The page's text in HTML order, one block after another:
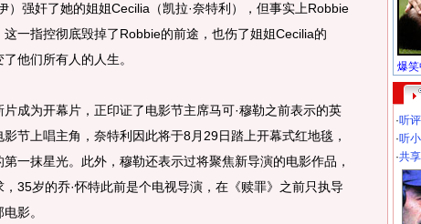
）强奸了她的姐姐Cecilia（凯拉·奈特利），但事实上Robbie
一指控彻底毁掉了Robbie的前途，也伤了姐姐Cecilia的
他们所有人的人生。
为开幕片，正印证了电影节主席马可·穆勒之前表示的英
节上唱主角，奈特利因此将于8月29日踏上开幕式红地毯，
一抹星光。此外，穆勒还表示过将聚焦新导演的电影作品，
，35岁的乔·怀特此前是个电视导演，在《赎罪》之前只执导
影。
·听
·听
·共